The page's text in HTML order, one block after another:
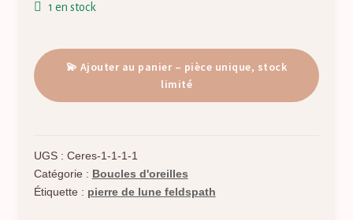
1 en stock
quantité
de
Cérès
Pierre
💫 Ajouter au panier – pièce unique, stock
limité
UGS : Ceres-1-1-1-1
Catégorie : Boucles d'oreilles
Étiquette : pierre de lune feldspath